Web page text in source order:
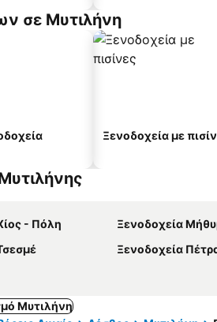
σε Μυτιλήνη
Ξενοδοχεία με
- Πόλη Ξενοδοχεία
Ξενοδοχεία
Μυτιλήνη